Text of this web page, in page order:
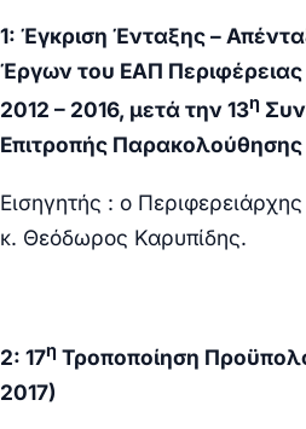
1: Έγκριση Ένταξης –
Έργων του ΕΑΠ
2012 – 2016, μετά την 13η
Επιτροπής
Εισηγητής : ο
κ. Θεόδωρος Καρυπίδης.
2: 17η Τροποποίηση
2017)